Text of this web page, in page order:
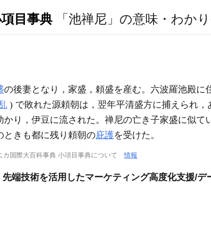
目事典 「池禅尼」の意味・わか
の後妻となり，家盛，頼盛を産む。六波羅池殿に
) で敗れた源頼朝は，翌年平清盛方に捕えられ
かり，伊豆に流された。禅尼の亡き子家盛に似て
ときも都に残り頼朝の庇護を受けた。
カ国際大百科事典 小項目事典について情報
端技術を活用したマーケティング高度化支援/デ